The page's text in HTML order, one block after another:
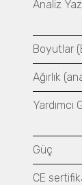
Analiz
Boyutlar
Ağırlık
Yardımcı
Güç
CE